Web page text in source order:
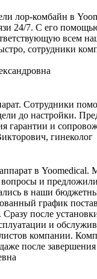
лор-комбайн в
24/7. С его
всем
сотрудники
Сотрудники
до настройки.
гарантии и
гинеколог
в Yoomedical.
вопросы и
в наши
график
Сразу после
и
компании.
после